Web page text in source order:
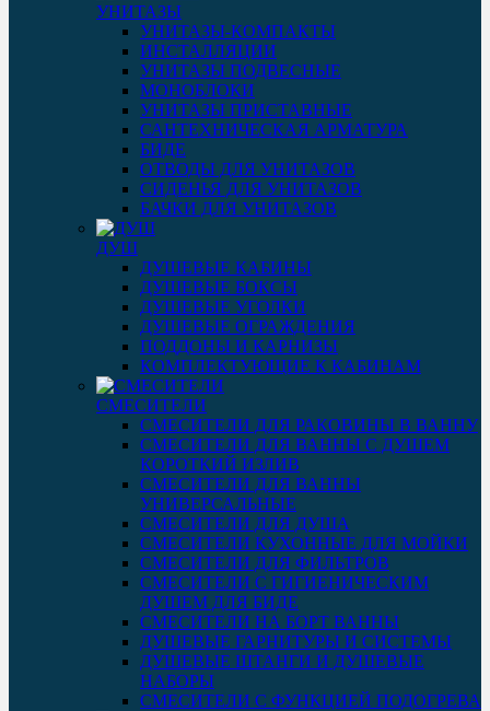
УНИТАЗЫ
УНИТАЗЫ-КОМПАКТЫ
ИНСТАЛЛЯЦИИ
УНИТАЗЫ ПОДВЕСНЫЕ
МОНОБЛОКИ
УНИТАЗЫ ПРИСТАВНЫЕ
САНТЕХНИЧЕСКАЯ АРМАТУРА
БИДЕ
ОТВОДЫ ДЛЯ УНИТАЗОВ
СИДЕНЬЯ ДЛЯ УНИТАЗОВ
БАЧКИ ДЛЯ УНИТАЗОВ
ДУШ
ДУШЕВЫЕ КАБИНЫ
ДУШЕВЫЕ БОКСЫ
ДУШЕВЫЕ УГОЛКИ
ДУШЕВЫЕ ОГРАЖДЕНИЯ
ПОДДОНЫ И КАРНИЗЫ
КОМПЛЕКТУЮЩИЕ К КАБИНАМ
СМЕСИТЕЛИ
СМЕСИТЕЛИ ДЛЯ РАКОВИНЫ В ВАННУ
СМЕСИТЕЛИ ДЛЯ ВАННЫ С ДУШЕМ
КОРОТКИЙ ИЗЛИВ
СМЕСИТЕЛИ ДЛЯ ВАННЫ
УНИВЕРСАЛЬНЫЕ
СМЕСИТЕЛИ ДЛЯ ДУША
СМЕСИТЕЛИ КУХОННЫЕ ДЛЯ МОЙКИ
СМЕСИТЕЛИ ДЛЯ ФИЛЬТРОВ
СМЕСИТЕЛИ С ГИГИЕНИЧЕСКИМ
ДУШЕМ ДЛЯ БИДЕ
СМЕСИТЕЛИ НА БОРТ ВАННЫ
ДУШЕВЫЕ ГАРНИТУРЫ И СИСТЕМЫ
ДУШЕВЫЕ ШТАНГИ И ДУШЕВЫЕ
НАБОРЫ
СМЕСИТЕЛИ С ФУНКЦИЕЙ ПОДОГРЕВА